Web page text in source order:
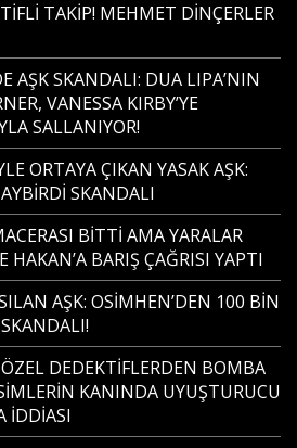
TAKİP! MEHMET DİNÇERLER
AŞK SKANDALI: DUA LIPA’NIN
VANESSA KIRBY’YE
SALLANIYOR!
ORTAYA ÇIKAN YASAK AŞK:
SKANDALI
BİTTİ AMA YARALAR
HAKAN’A BARIŞ ÇAĞRISI YAPTI
AŞK: OSİMHEN’DEN 100 BİN
DEDEKTİFLERDEN BOMBA
KANINDA UYUŞTURUCU
İDDİASI